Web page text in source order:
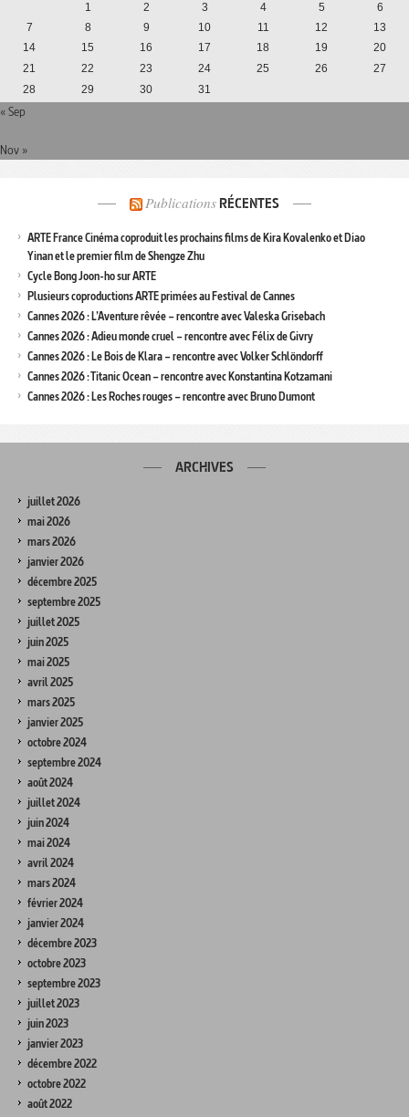
1 2 3 4 5
6
7
8 9 10 11 12
13
14
15 16 17 18 19
20
21
22 23 24 25 26
27
28
29 30 31
« Sep
Nov »
Publications RÉCENTES
ARTE France Cinéma coproduit les prochains films de Kira Kovalenko et Diao
Yinan et le premier film de Shengze Zhu
Cycle Bong Joon-ho sur ARTE
Plusieurs coproductions ARTE primées au Festival de Cannes
Cannes 2026 : L’Aventure rêvée – rencontre avec Valeska Grisebach
Cannes 2026 : Adieu monde cruel – rencontre avec Félix de Givry
Cannes 2026 : Le Bois de Klara – rencontre avec Volker Schlöndorff
Cannes 2026 : Titanic Ocean – rencontre avec Konstantina Kotzamani
Cannes 2026 : Les Roches rouges – rencontre avec Bruno Dumont
ARCHIVES
juillet 2026
mai 2026
mars 2026
janvier 2026
décembre 2025
septembre 2025
juillet 2025
juin 2025
mai 2025
avril 2025
mars 2025
janvier 2025
octobre 2024
septembre 2024
août 2024
juillet 2024
juin 2024
mai 2024
avril 2024
mars 2024
février 2024
janvier 2024
décembre 2023
octobre 2023
septembre 2023
juillet 2023
juin 2023
janvier 2023
décembre 2022
octobre 2022
août 2022